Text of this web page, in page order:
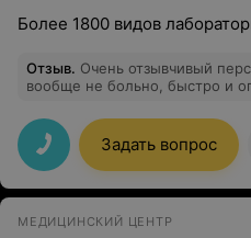
Более 1800 видов
Отзыв. Очень отзывчивый
вообще не больно, быстро и оперативно. Спасибо за
Задать вопрос
МЕДИЦИНСКИЙ ЦЕНТР